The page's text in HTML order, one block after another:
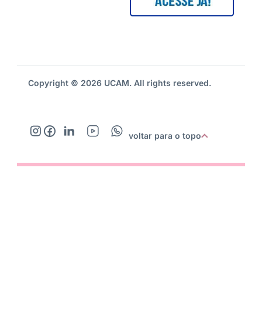
Copyright © 2026 UCAM. All rights reserved.
voltar para o topo